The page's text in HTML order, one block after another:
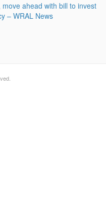
ahead with bill to invest
– WRAL News